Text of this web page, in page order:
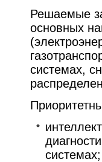
Решаемые
основных
системах,
системах;